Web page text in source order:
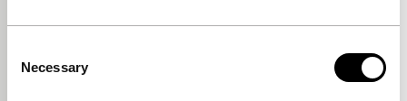
Selection
Necessary
verdwijning van een tienermeisje in een park, van de